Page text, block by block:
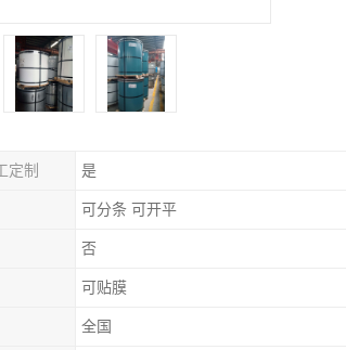
定制 是
可分条 可开平
否
可贴膜
全国